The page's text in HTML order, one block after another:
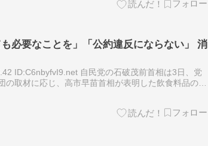
必要なことを」「公約違反にならない」 消
ID:C6nbyfvI9.net 自民党の石破茂前首相は3日、党
取材に応じ、高市早苗首相が表明した飲食料品の消